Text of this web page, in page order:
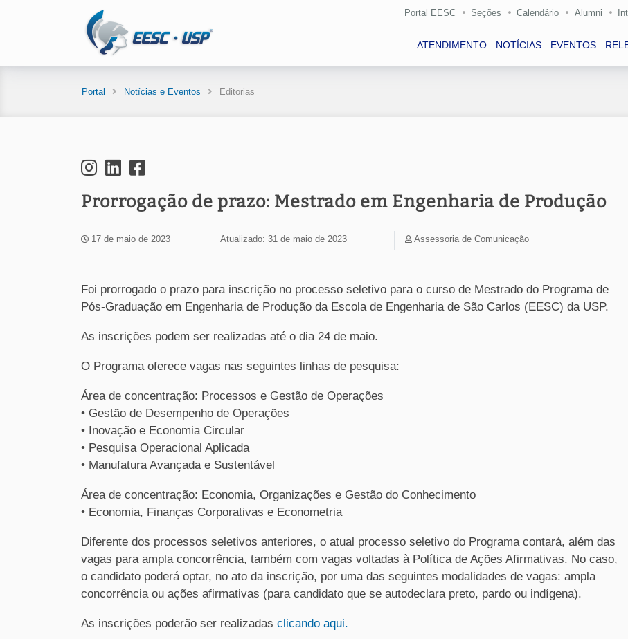
Portal EESC Seções Calendário Alumni
ATENDIMENTO NOTÍCIAS EVENTOS
Portal Notícias e Eventos Editorias
Prorrogação de prazo: Mestrado em Engenharia de Produção
17 de maio de 2023 Atualizado: 31 de maio de 2023 Assessoria de Comunicação
Foi prorrogado o prazo para inscrição no processo seletivo para o curso de Mestrado do Programa de
Pós-Graduação em Engenharia de Produção da Escola de Engenharia de São Carlos (EESC) da USP.
As inscrições podem ser realizadas até o dia 24 de maio.
O Programa oferece vagas nas seguintes linhas de pesquisa:
Área de concentração: Processos e Gestão de Operações
• Gestão de Desempenho de Operações
• Inovação e Economia Circular
• Pesquisa Operacional Aplicada
• Manufatura Avançada e Sustentável
Área de concentração: Economia, Organizações e Gestão do Conhecimento
• Economia, Finanças Corporativas e Econometria
Diferente dos processos seletivos anteriores, o atual processo seletivo do Programa contará, além das
vagas para ampla concorrência, também com vagas voltadas à Política de Ações Afirmativas. No caso,
o candidato poderá optar, no ato da inscrição, por uma das seguintes modalidades de vagas: ampla
concorrência ou ações afirmativas (para candidato que se autodeclara preto, pardo ou indígena).
As inscrições poderão ser realizadas clicando aqui.